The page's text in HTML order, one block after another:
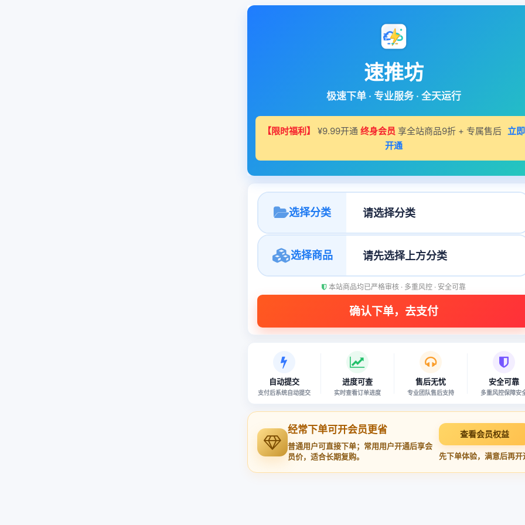
速推坊
极速下单 · 专业服务 · 全天运行
【限时福利】 ¥9.99开通 终身会员 享全站商品9折 + 专属售后 立即
开通
选择分类
选择商品
本站商品均已严格审核 · 多重风控 · 安全可靠
自动提交
支付后系统自动提交
进度可查
实时查看订单进度
售后无忧
专业团队售后支持
安全可靠
多重风控保障安
经常下单可开会员更省
普通用户可直接下单；常用用户开通后享会
员价，适合长期复购。
查看会员权益
先下单体验，满意后再开